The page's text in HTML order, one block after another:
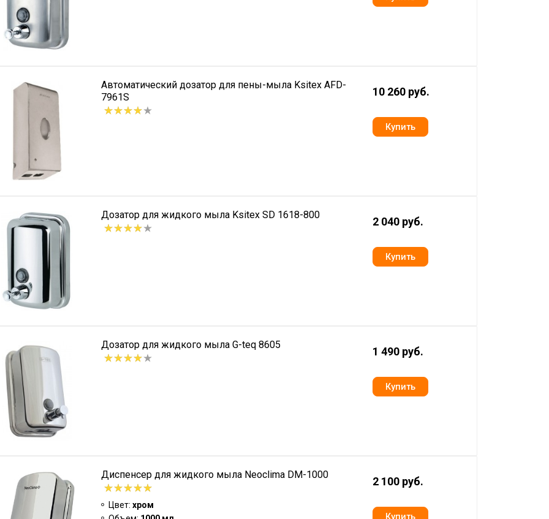
Автоматический дозатор для пены-мыла Ksitex AFD-
7961S
10 260 руб.
Дозатор для жидкого мыла Ksitex SD 1618-800
2 040 руб.
Дозатор для жидкого мыла G-teq 8605
1 490 руб.
Диспенсер для жидкого мыла Neoclima DM-1000
Цвет: хром
2 100 руб.